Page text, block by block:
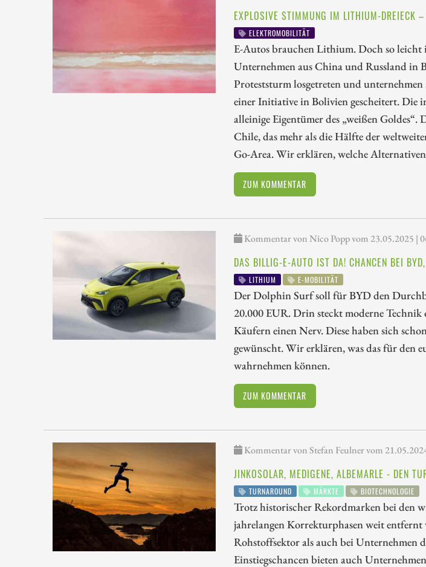
EXPLOSIVE STIMMUNG IM LITHIUM-DREIECK
ELEKTROMOBILITÄT
E-Autos brauchen Lithium. Doch so leicht
Unternehmen aus China und Russland in
Proteststurm losgetreten und
einer Initiative in Bolivien gescheitert. Die
alleinige Eigentümer des „weißen
Chile, das mehr als die Hälfte der
Go-Area. Wir erklären, welche
ZUM KOMMENTAR
Kommentar von Nico Popp vom 23.05.2025 |
DAS BILLIG-E-AUTO IST DA! CHANCEN BEI
LITHIUM E-MOBILITÄT
Der Dolphin Surf soll für BYD den
20.000 EUR. Drin steckt moderne
Käufern einen Nerv. Diese haben sich
gewünscht. Wir erklären, was das für den
wahrnehmen können.
ZUM KOMMENTAR
Kommentar von Stefan Feulner vom
JINKOSOLAR, MEDIGENE, ALBEMARLE - DEN
TURNAROUND MÄRKTE BIOTECHNOLOGIE
Trotz historischer Rekordmarken bei den
jahrelangen Korrekturphasen weit
Rohstoffsektor als auch bei Unternehmen
Einstiegschancen bieten auch